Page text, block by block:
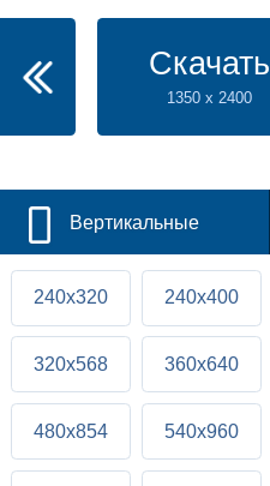
Скачать
1350 x 2400
Вертикальные
240x320 240x400
320x568 360x640
480x854 540x960